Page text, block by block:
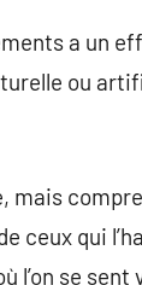
a un
ou
mais
ceux qui
l’on se sent